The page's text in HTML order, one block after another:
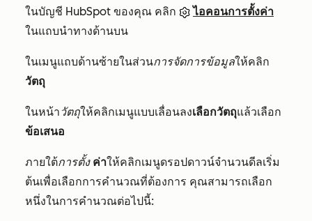
ในบัญชี HubSpot ของคุณ คลิก
ไอคอนการตั้งค่า
ในแถบนำทางด้านบน
ในเมนูแถบด้านซ้ายในส่วนการจัดการข้อมูลให้คลิก
วัตถุ
ในหน้าวัตถุให้คลิกเมนูแบบเลื่อนลงเลือกวัตถุแล้วเลือก
ข้อเสนอ
ภายใต้การตั้ง ค่าให้คลิกเมนูดรอปดาวน์จำนวนดีลเริ่ม
ต้นเพื่อเลือกการคำนวณที่ต้องการ คุณสามารถเลือก
หนึ่งในการคำนวณต่อไปนี้: